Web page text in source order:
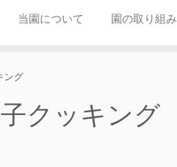
当園について 園の取り組み
グ
クッキング